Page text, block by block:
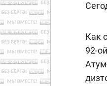
Как
92-